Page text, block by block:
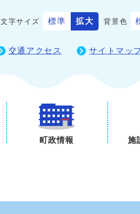
文字サイズ 標準 拡大 背景色
交通アクセス サイトマッ
町政情報 施